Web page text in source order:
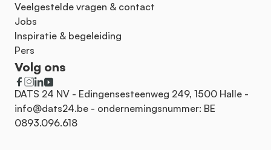
Veelgestelde vragen & contact
Jobs
Inspiratie & begeleiding
Pers
Volg ons
DATS 24 NV - Edingensesteenweg 249, 1500 Halle -
info@dats24.be - ondernemingsnummer: BE
0893.096.618